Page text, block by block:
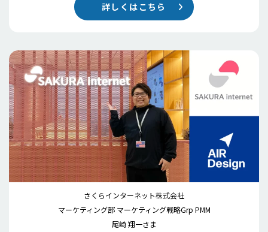
詳しくはこちら
さくらインターネット株式会社
マーケティング部 マーケティング戦略Grp PMM
尾崎 翔一さま